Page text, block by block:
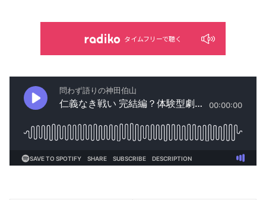
タイムフリーで聴く